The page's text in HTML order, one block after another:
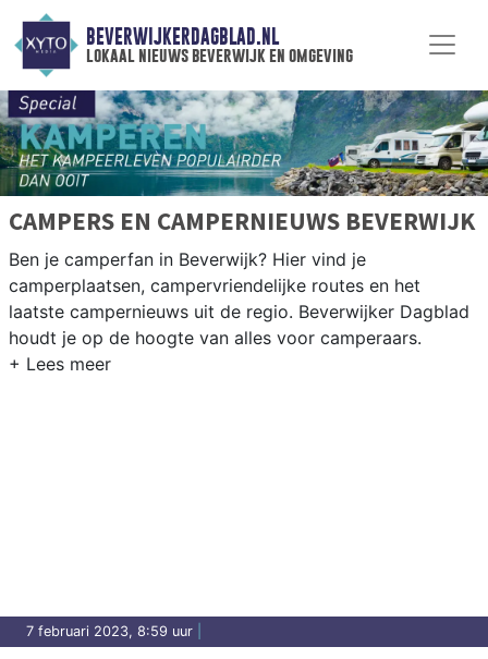
BEVERWIJKERDAGBLAD.NL
lokaal nieuws beverwijk en omgeving
CAMPERS EN CAMPERNIEUWS BEVERWIJK
Ben je camperfan in Beverwijk? Hier vind je
camperplaatsen, campervriendelijke routes en het
laatste campernieuws uit de regio. Beverwijker Dagblad
houdt je op de hoogte van alles voor camperaars.
7 februari 2023, 8:59 uur